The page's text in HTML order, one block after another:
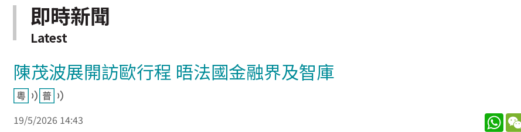
即時新聞
Latest
陳茂波展開訪歐行程 晤法國金融界及智庫
19/5/2026 14:43